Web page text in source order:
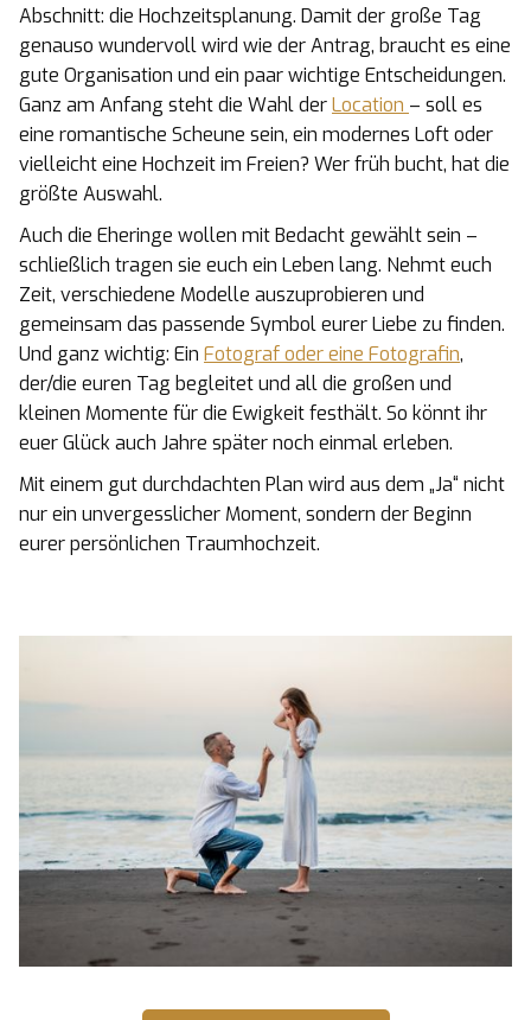
Abschnitt: die Hochzeitsplanung. Damit der große Tag
genauso wundervoll wird wie der Antrag, braucht es eine
gute Organisation und ein paar wichtige Entscheidungen.
Ganz am Anfang steht die Wahl derLocation – soll es
eine romantische Scheune sein, ein modernes Loft oder
vielleicht eine Hochzeit im Freien? Wer früh bucht, hat die
größte Auswahl.
Auch die Eheringe wollen mit Bedacht gewählt sein –
schließlich tragen sie euch ein Leben lang. Nehmt euch
Zeit, verschiedene Modelle auszuprobieren und
gemeinsam das passende Symbol eurer Liebe zu finden.
Und ganz wichtig: Ein Fotograf oder eine Fotografin,
der/die euren Tag begleitet und all die großen und
kleinen Momente für die Ewigkeit festhält. So könnt ihr
euer Glück auch Jahre später noch einmal erleben.
Mit einem gut durchdachten Plan wird aus dem „Ja“ nicht
nur ein unvergesslicher Moment, sondern der Beginn
eurer persönlichen Traumhochzeit.